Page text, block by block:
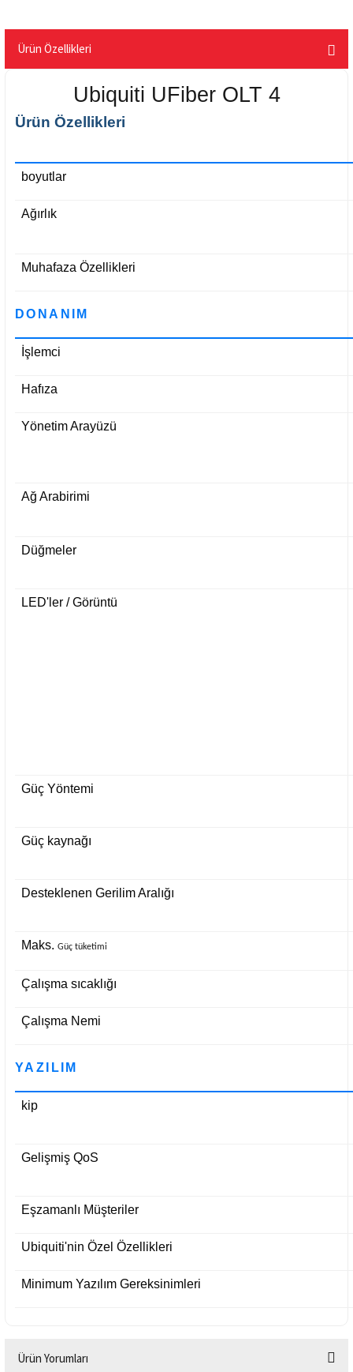
Ürün Özellikleri
Ubiquiti UFiber OLT 4
Ürün Özellikleri
boyutlar
Ağırlık
Muhafaza Özellikleri
DONANIM
İşlemci
Hafıza
Yönetim Arayüzü
Ağ Arabirimi
Düğmeler
LED'ler / Görüntü
Güç Yöntemi
Güç kaynağı
Desteklenen Gerilim Aralığı
Maks. Güç tüketimi
Çalışma sıcaklığı
Çalışma Nemi
YAZILIM
kip
Gelişmiş QoS
Eşzamanlı Müşteriler
Ubiquiti'nin Özel Özellikleri
Minimum Yazılım Gereksinimleri
Ürün Yorumları